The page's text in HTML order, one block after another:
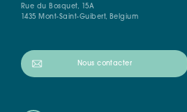
Rue du Bosquet, 15A
1435 Mont-Saint-Guibert, Belgium
Nous contacter